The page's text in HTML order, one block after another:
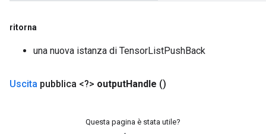
ritorna
una nuova istanza di TensorListPushBack
Uscita pubblica <?> outputHandle ()
Questa pagina è stata utile?